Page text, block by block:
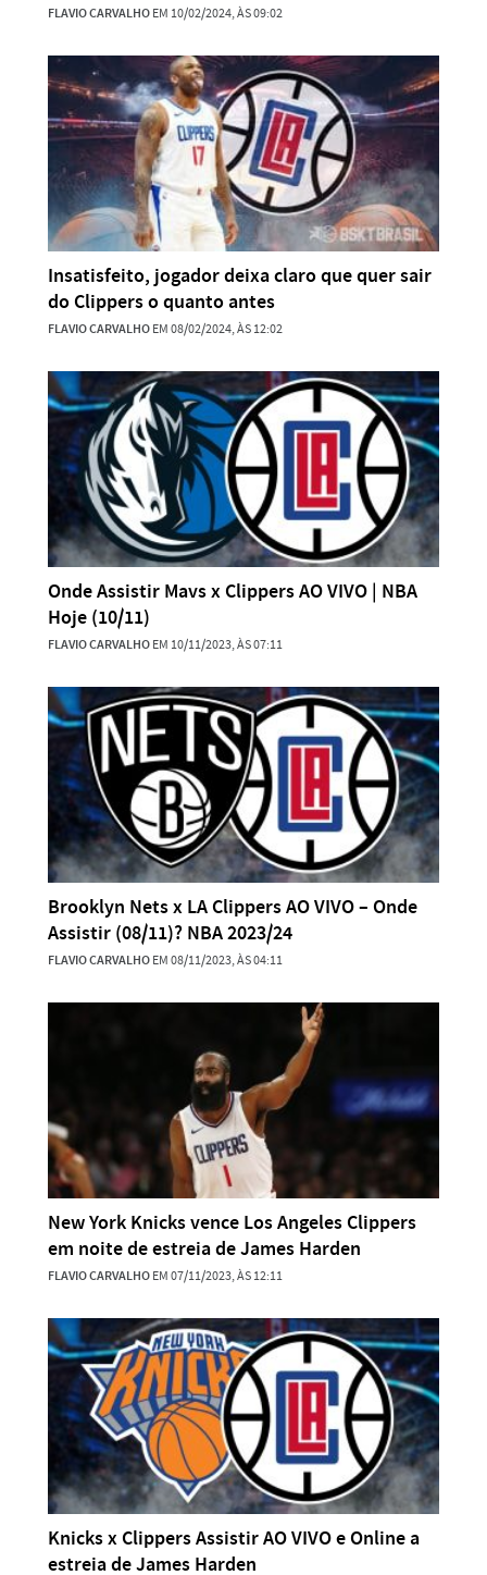
FLAVIO CARVALHOEM 10/02/2024, ÀS 09:02
Insatisfeito, jogador deixa claro que quer sair
do Clippers o quanto antes
FLAVIO CARVALHOEM 08/02/2024, ÀS 12:02
Onde Assistir Mavs x Clippers AO VIVO | NBA
Hoje (10/11)
FLAVIO CARVALHOEM 10/11/2023, ÀS 07:11
Brooklyn Nets x LA Clippers AO VIVO – Onde
Assistir (08/11)? NBA 2023/24
FLAVIO CARVALHOEM 08/11/2023, ÀS 04:11
New York Knicks vence Los Angeles Clippers
em noite de estreia de James Harden
FLAVIO CARVALHOEM 07/11/2023, ÀS 12:11
Knicks x Clippers Assistir AO VIVO e Online a
estreia de James Harden